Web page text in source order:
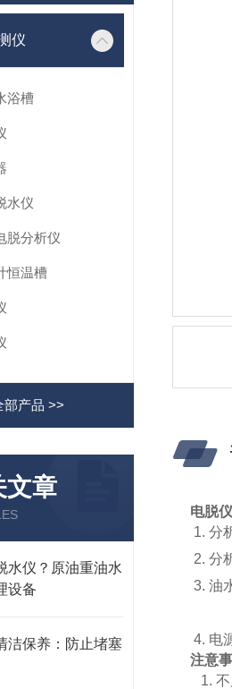
仪
浴槽
水仪
脱分析仪
恒温槽
部产品 >>
文章
水仪？原油重油水
设备
洁保养：防止堵塞
电脱
1. 分
2. 分
3. 油
4. 电
注意
1.